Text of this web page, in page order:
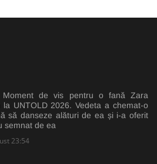
Moment de vis pentru o fană Zara
la UNTOLD 2026. Vedeta a chemat-o
să danseze alături de ea și i-a oferit
semnat de ea
23:54